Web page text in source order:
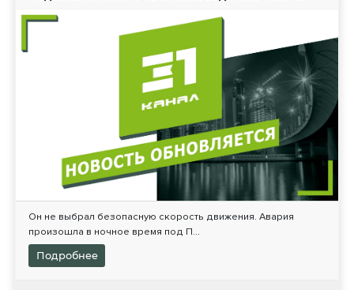
Он не выбрал безопасную скорость движения. Авария
произошла в ночное время под П...
Подробнее